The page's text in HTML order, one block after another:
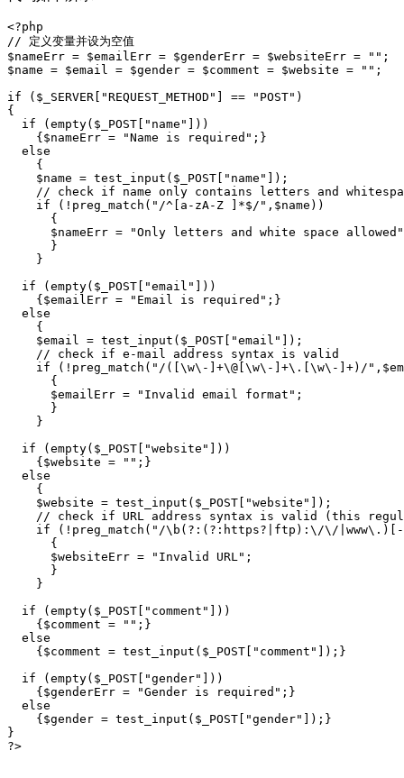
<?php
// 定义变量并设为空值
$nameErr = $emailErr = $genderErr = $websiteErr = "";
$name = $email = $gender = $comment = $website = "";
if ($_SERVER["REQUEST_METHOD"] == "POST")
{
  if (empty($_POST["name"]))
    {$nameErr = "Name is required";}
  else
    {
    $name = test_input($_POST["name"]);
// check if name only contains letters and
    if (!preg_match("/^[a-zA-Z ]*$/",$name))
      {
$nameErr = "Only letters and white space
      }
    }
  if (empty($_POST["email"]))
    {$emailErr = "Email is required";}
  else
    {
    $email = test_input($_POST["email"]);
    // check if e-mail address syntax is valid
if (!preg_match("/([\w\-]+\@[\w\-]+\.[\w\-]+)/
      {
      $emailErr = "Invalid email format";
      }
    }
  if (empty($_POST["website"]))
    {$website = "";}
  else
    {
    $website = test_input($_POST["website"]);
// check if URL address syntax is valid (this
if (!preg_match("/\b(?:(?:https?|ftp):\/\/
      {
      $websiteErr = "Invalid URL";
      }
    }
  if (empty($_POST["comment"]))
    {$comment = "";}
  else
    {$comment = test_input($_POST["comment"]);}
  if (empty($_POST["gender"]))
    {$genderErr = "Gender is required";}
  else
    {$gender = test_input($_POST["gender"]);}
}